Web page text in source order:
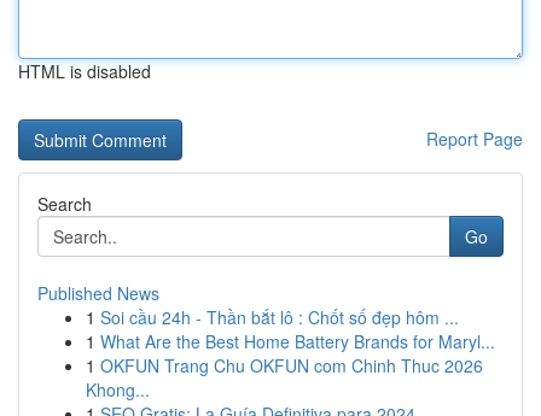
HTML is disabled
Report Page
Search
Go
Published News
1 Soi cầu 24h - Thần bắt lô : Chốt số đẹp hôm ...
1 What Are the Best Home Battery Brands for Maryl...
1 OKFUN Trang Chu OKFUN com Chinh Thuc 2026
Khong...